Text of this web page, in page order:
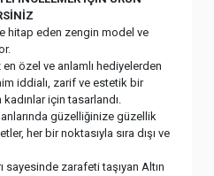
hitap eden zengin model ve
özel ve anlamlı hediyelerden
iddialı, zarif ve estetik bir
için tasarlandı.
anlarında güzelliğinize güzellik
her bir noktasıyla sıra dışı ve
sayesinde zarafeti taşıyan Altın